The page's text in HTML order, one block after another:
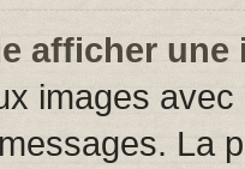
afficher une
images
La